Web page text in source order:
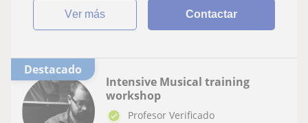
ver más Contactar
Destacado
Intensive Musical training
workshop
Profesor Verificado